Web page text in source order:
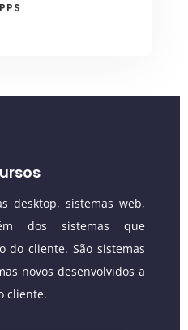
desktop, sistemas web,
dos sistemas que
do cliente. São sistemas
novos desenvolvidos a
cliente.